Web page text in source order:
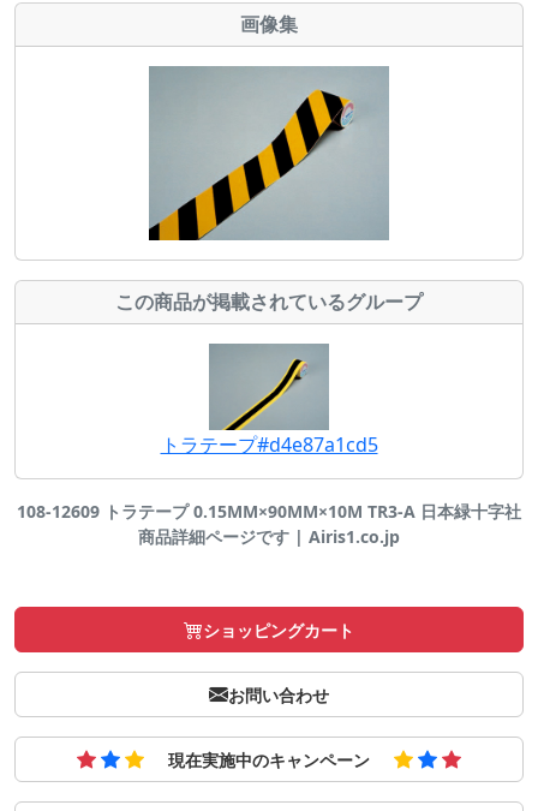
画像集
この商品が掲載されているグループ
トラテープ#d4e87a1cd5
108-12609 トラテープ 0.15MM×90MM×10M TR3-A 日本緑十字社
商品詳細ページです | Airis1.co.jp
ショッピングカート
お問い合わせ
現在実施中のキャンペーン